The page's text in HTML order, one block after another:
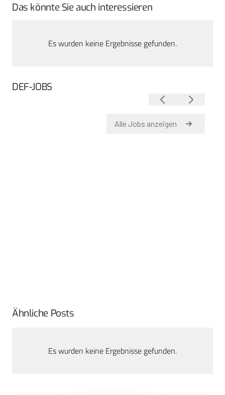
Das könnte Sie auch interessieren
Es wurden keine Ergebnisse gefunden.
DEF-JOBS
Ähnliche Posts
Es wurden keine Ergebnisse gefunden.